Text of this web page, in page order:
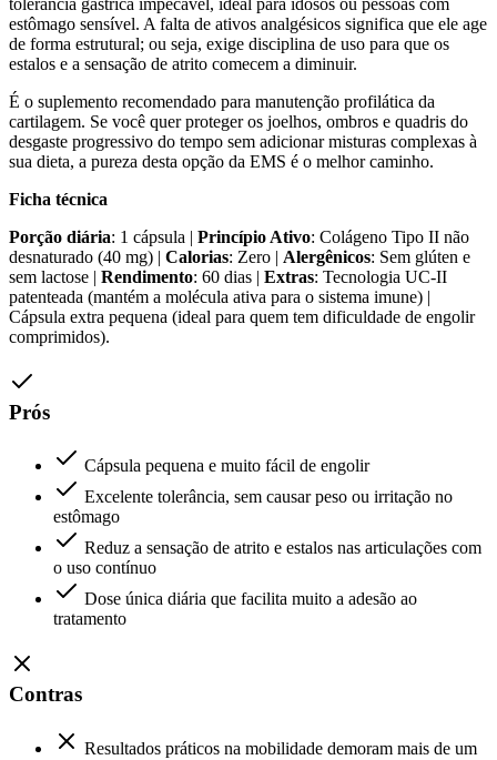
tolerância gástrica impecável, ideal para idosos ou pessoas com
estômago sensível. A falta de ativos analgésicos significa que ele age
de forma estrutural; ou seja, exige disciplina de uso para que os
estalos e a sensação de atrito comecem a diminuir.
É o suplemento recomendado para manutenção profilática da
cartilagem. Se você quer proteger os joelhos, ombros e quadris do
desgaste progressivo do tempo sem adicionar misturas complexas à
sua dieta, a pureza desta opção da EMS é o melhor caminho.
Ficha técnica
Porção diária: 1 cápsula | Princípio Ativo: Colágeno Tipo II não
desnaturado (40 mg) | Calorias: Zero | Alergênicos: Sem glúten e
sem lactose | Rendimento: 60 dias | Extras: Tecnologia UC-II
patenteada (mantém a molécula ativa para o sistema imune) |
Cápsula extra pequena (ideal para quem tem dificuldade de engolir
comprimidos).
Prós
Cápsula pequena e muito fácil de engolir
Excelente tolerância, sem causar peso ou irritação no
estômago
Reduz a sensação de atrito e estalos nas articulações com
o uso contínuo
Dose única diária que facilita muito a adesão ao
tratamento
Contras
Resultados práticos na mobilidade demoram mais de um